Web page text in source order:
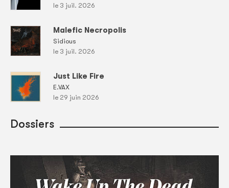
le 3 juil. 2026
Malefic Necropolis
Sidious
le 3 juil. 2026
Just Like Fire
E.VAX
le 29 juin 2026
Dossiers